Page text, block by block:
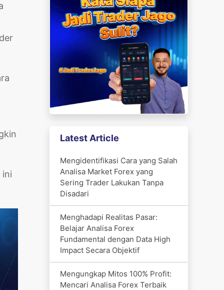
ini
Latest Article
Mengidentifikasi Cara yang Salah
Analisa Market Forex yang
Sering Trader Lakukan Tanpa
Disadari
Menghadapi Realitas Pasar:
Belajar Analisa Forex
Fundamental dengan Data High
Impact Secara Objektif
Mengungkap Mitos 100% Profit:
Mencari Analisa Forex Terbaik